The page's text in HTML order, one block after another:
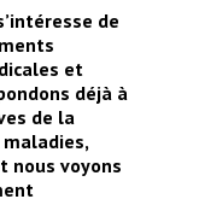
the
makeshift
The
lead to
rapid
40,000
de
et
déjà à
de la
nous voyons